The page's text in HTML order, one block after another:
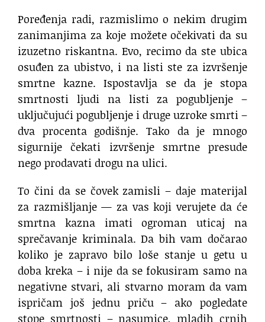
Poređenja radi, razmislimo o nekim drugim
zanimanjima za koje možete očekivati da su
izuzetno riskantna. Evo, recimo da ste ubica
osuđen za ubistvo, i na listi ste za izvršenje
smrtne kazne. Ispostavlja se da je stopa
smrtnosti ljudi na listi za pogubljenje –
uključujući pogubljenje i druge uzroke smrti –
dva procenta godišnje. Tako da je mnogo
sigurnije čekati izvršenje smrtne presude
nego prodavati drogu na ulici.
To čini da se čovek zamisli – daje materijal
za razmišljanje — za vas koji verujete da će
smrtna kazna imati ogroman uticaj na
sprečavanje kriminala. Da bih vam dočarao
koliko je zapravo bilo loše stanje u getu u
doba kreka – i nije da se fokusiram samo na
negativne stvari, ali stvarno moram da vam
ispričam još jednu priču – ako pogledate
stope smrtnosti – nasumice, mladih crnih